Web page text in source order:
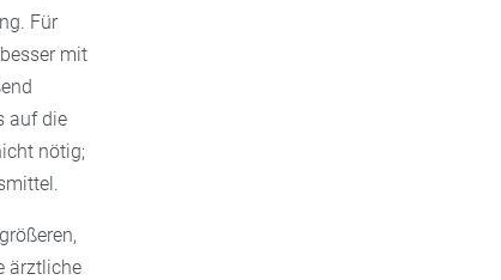
Für
mit
auf die
nötig;
ärztliche